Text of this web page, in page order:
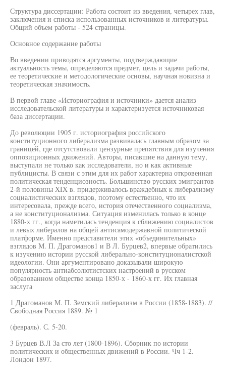
Структура диссертации: Работа состоит из введения, четырех глав,
заключения и списка использованных источников и литературы.
Общий объем работы - 524 страницы.
Основное содержание работы
Во введении приводятся аргументы, подтверждающие
актуальность темы, определяются предмет, цель и задачи работы,
ее теоретические и методологические основы, научная новизна и
теоретическая значимость.
В первой главе «Историография и источники» дается анализ
исследовательской литературы и характеризуется источниковая
база диссертации.
До революции 1905 г. историография российского
конституционного либерализма развивалась главным образом за
границей, где отсутствовали цензурные препятствия для изучения
оппозиционных движений. Авторы, писавшие на данную тему,
выступали не только как исследователи, но и как активные
публицисты. В связи с этим для их работ характерна откровенная
политическая тенденциозность. Большинство русских эмигрантов
2-й половины XIX в. придерживалось враждебных к либерализму
социалистических взглядов, поэтому естественно, что их
интересовала, прежде всего, история отечественного социализма,
а не конституционализма. Ситуация изменилась только в конце
1880-х гг., когда наметилась тенденция к сближению социалистов
и левых либералов на общей антисамодержавной политической
платформе. Именно представители этих «объединительных»
взглядов М. П. Драгоманов1 и В Л. Бурцев2, впервые обратились
к изучению истории русской либерально-конституционалистской
идеологии. Они аргументировано доказывали широкую
популярность антиабсолютистских настроений в русском
образованном обществе конца 1850-х - 1860-х гг. Их главная
заслуга
1 Драгоманов М. П. Земский либерализм в России (1858-1883). //
Свободная Россия 1889. № 1
(февраль). С. 5-20.
3 Бурцев В.Л За сто лет (1800-1896). Сборник по истории
политических и общественных движений в России. Чч 1-2.
Лондон 1897.